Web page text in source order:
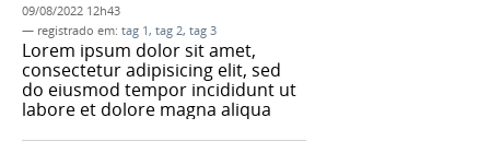
09/08/2022 12h43
— registrado em: tag 1, tag 2, tag 3
Lorem ipsum dolor sit amet,
consectetur adipisicing elit, sed
do eiusmod tempor incididunt ut
labore et dolore magna aliqua